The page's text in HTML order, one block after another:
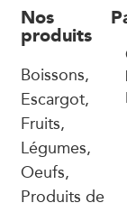
Nos
produits
Boissons,
Escargot,
Fruits,
Légumes,
Oeufs,
Produits de